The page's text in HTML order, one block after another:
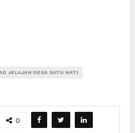
JELAJAH DESA SATU HATI
0